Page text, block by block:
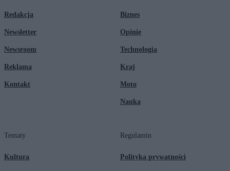
Redakcja
Newsletter
Newsroom
Reklama
Kontakt
Biznes
Opinie
Technologia
Kraj
Moto
Nauka
Tematy
Kultura
Regulamin
Polityka prywatności